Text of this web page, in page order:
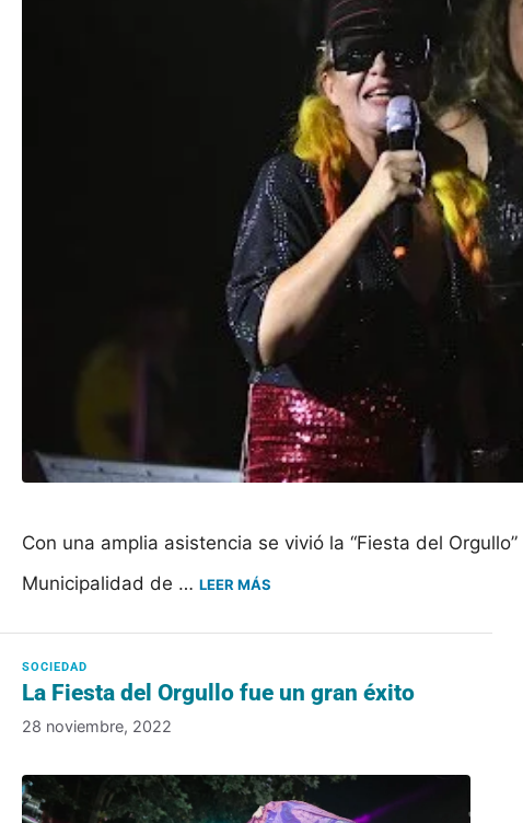
Con una amplia asistencia se vivió la “Fiesta del
Municipalidad de … LEER MÁS
La Fiesta del Orgullo fue un gran éxito
28 noviembre, 2022